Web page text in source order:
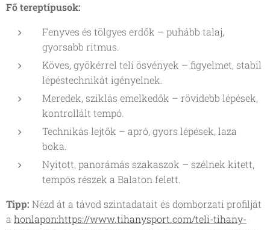
Fő tereptípusok:
Fenyves és tölgyes erdők – puhább talaj,
gyorsabb ritmus.
Köves, gyökérrel teli ösvények – figyelmet, stabil
lépéstechnikát igényelnek.
Meredek, sziklás emelkedők – rövidebb lépések,
kontrollált tempó.
Technikás lejtők – apró, gyors lépések, laza
boka.
Nyitott, panorámás szakaszok – szélnek kitett,
tempós részek a Balaton felett.
Tipp: Nézd át a távod szintadatait és domborzati profilját
a honlapon:https://www.tihanysport.com/teli-tihany-